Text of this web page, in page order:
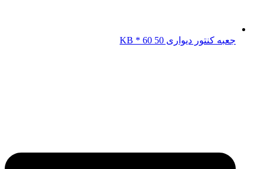
جعبه کنتور دیواری KB * 60 50